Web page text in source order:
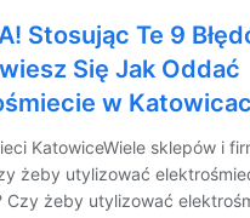
Stosując Te 9
Się Jak Oddać
w
KatowiceWiele sklepów i
żeby utylizować
Czy żeby utylizować